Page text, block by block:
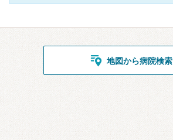
地図から病院検索